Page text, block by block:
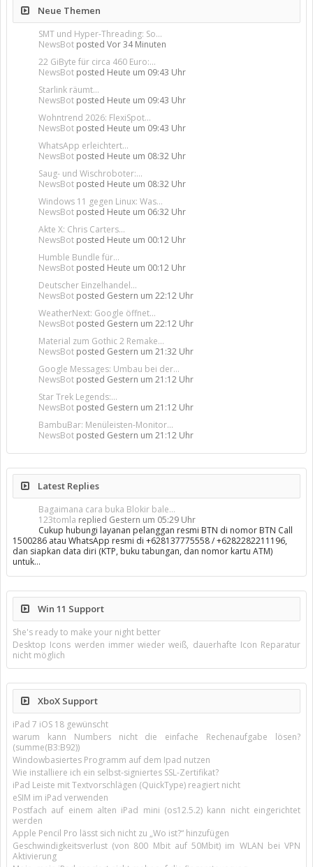
Neue Themen
SMT und Hyper-Threading: So...
NewsBot posted Vor 34 Minuten
22 GiByte für circa 460 Euro:...
NewsBot posted Heute um 09:43 Uhr
Starlink räumt...
NewsBot posted Heute um 09:43 Uhr
Wohntrend 2026: FlexiSpot...
NewsBot posted Heute um 09:43 Uhr
WhatsApp erleichtert...
NewsBot posted Heute um 08:32 Uhr
Saug- und Wischroboter:...
NewsBot posted Heute um 08:32 Uhr
Windows 11 gegen Linux: Was...
NewsBot posted Heute um 06:32 Uhr
Akte X: Chris Carters...
NewsBot posted Heute um 00:12 Uhr
Humble Bundle für...
NewsBot posted Heute um 00:12 Uhr
Deutscher Einzelhandel...
NewsBot posted Gestern um 22:12 Uhr
WeatherNext: Google öffnet...
NewsBot posted Gestern um 22:12 Uhr
Material zum Gothic 2 Remake...
NewsBot posted Gestern um 21:32 Uhr
Google Messages: Umbau bei der...
NewsBot posted Gestern um 21:12 Uhr
Star Trek Legends:...
NewsBot posted Gestern um 21:12 Uhr
BambuBar: Menüleisten-Monitor...
NewsBot posted Gestern um 21:12 Uhr
Latest Replies
Bagaimana cara buka Blokir bale...
123tomla replied Gestern um 05:29 Uhr
Cukup hubungi layanan pelanggan resmi BTN di nomor BTN Call
1500286 atau WhatsApp resmi di +628137775558 / +6282282211196,
dan siapkan data diri (KTP, buku tabungan, dan nomor kartu ATM)
untuk…
Win 11 Support
She's ready to make your night better
Desktop Icons werden immer wieder weiß, dauerhafte Icon Reparatur
nicht möglich
XboX Support
iPad 7 iOS 18 gewünscht
warum kann Numbers nicht die einfache Rechenaufgabe lösen?
(summe(B3:B92))
Windowbasiertes Programm auf dem Ipad nutzen
Wie installiere ich ein selbst-signiertes SSL-Zertifikat?
iPad Leiste mit Textvorschlägen (QuickType) reagiert nicht
eSIM im iPad verwenden
Postfach auf einem alten iPad mini (os12.5.2) kann nicht eingerichtet
werden
Apple Pencil Pro lässt sich nicht zu „Wo ist?“ hinzufügen
Geschwindigkeitsverlust (von 800 Mbit auf 50Mbit) im WLAN bei VPN
Aktivierung